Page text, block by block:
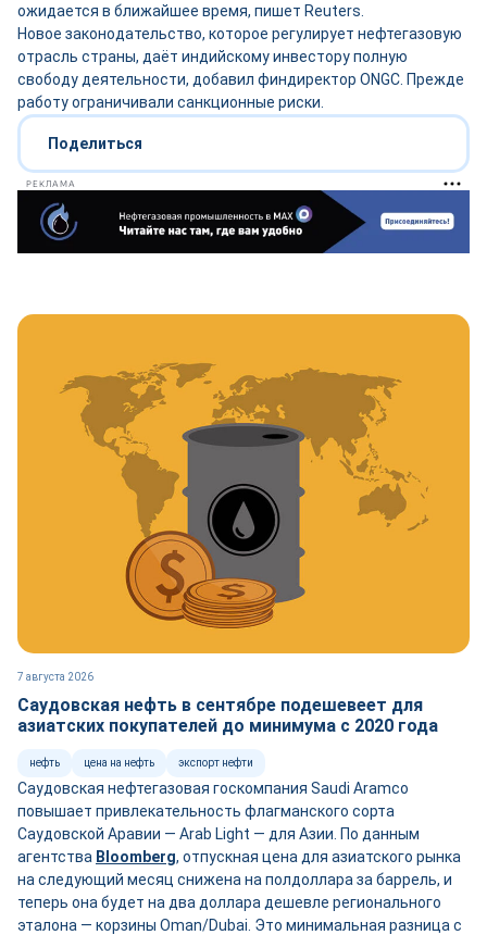
ожидается в ближайшее время, пишет Reuters.
Новое законодательство, которое регулирует нефтегазовую
отрасль страны, даёт индийскому инвестору полную
свободу деятельности, добавил финдиректор ONGC. Прежде
работу ограничивали санкционные риски.
Поделиться
РЕКЛАМА
7 августа 2026
Саудовская нефть в сентябре подешевеет для
азиатских покупателей до минимума с 2020 года
нефть цена на нефть экспорт нефти
Саудовская нефтегазовая госкомпания Saudi Aramco
повышает привлекательность флагманского сорта
Саудовской Аравии — Arab Light — для Азии. По данным
агентства Bloomberg, отпускная цена для азиатского рынка
на следующий месяц снижена на полдоллара за баррель, и
теперь она будет на два доллара дешевле регионального
эталона — корзины Oman/Dubai. Это минимальная разница с